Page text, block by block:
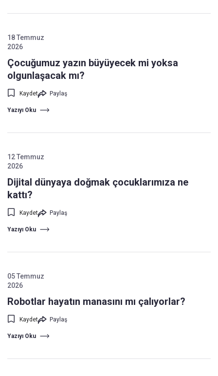
18 Temmuz
2026
Çocuğumuz yazın büyüyecek mi yoksa
olgunlaşacak mı?
Kaydet Paylaş
Yazıyı Oku
12 Temmuz
2026
Dijital dünyaya doğmak çocuklarımıza ne
kattı?
Kaydet Paylaş
Yazıyı Oku
05 Temmuz
2026
Robotlar hayatın manasını mı çalıyorlar?
Kaydet Paylaş
Yazıyı Oku